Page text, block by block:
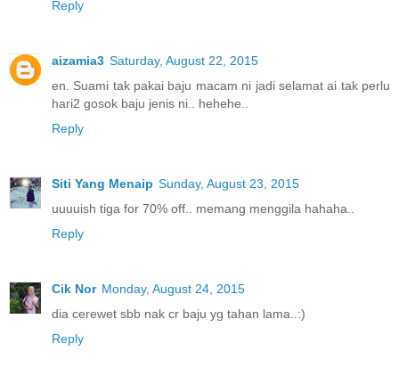
Reply
aizamia3 Saturday, August 22, 2015
en. Suami tak pakai baju macam ni jadi selamat ai tak perlu
hari2 gosok baju jenis ni.. hehehe..
Reply
Siti Yang Menaip Sunday, August 23, 2015
uuuuish tiga for 70% off.. memang menggila hahaha..
Reply
Cik Nor Monday, August 24, 2015
dia cerewet sbb nak cr baju yg tahan lama..:)
Reply